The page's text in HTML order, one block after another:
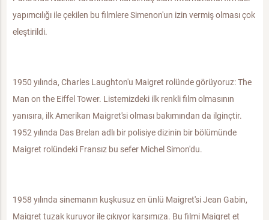
yapımcılığı ile çekilen bu filmlere Simenon'un izin vermiş olması çok
eleştirildi.
1950 yılında, Charles Laughton'u Maigret rolünde görüyoruz: The
Man on the Eiffel Tower. Listemizdeki ilk renkli film olmasının
yanısıra, ilk Amerikan Maigret'si olması bakımından da ilginçtir.
1952 yılında Das Brelan adlı bir polisiye dizinin bir bölümünde
Maigret rolündeki Fransız bu sefer Michel Simon'du.
1958 yılında sinemanın kuşkusuz en ünlü Maigret'si Jean Gabin,
Maigret tuzak kuruyor ile çıkıyor karşımıza. Bu filmi Maigret et